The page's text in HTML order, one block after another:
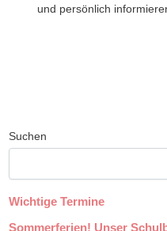
und persönlich
Suchen
Wichtige Termine
Sommerferien! Unser